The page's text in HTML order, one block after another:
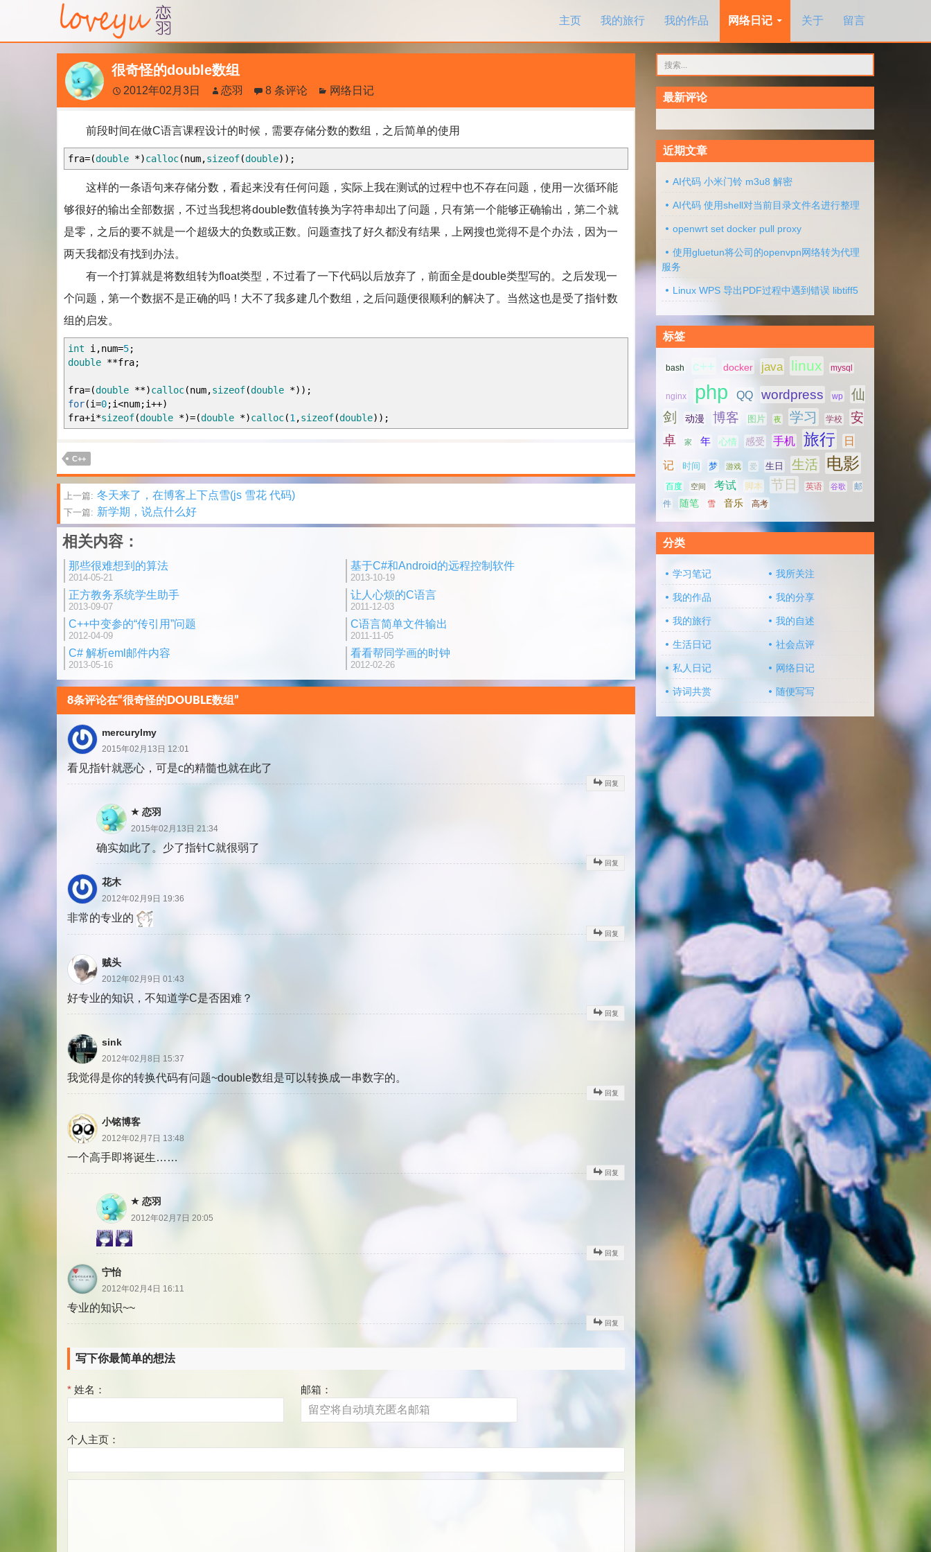
主页
我的旅行 我的作品 网络日记 关于 留言
很奇怪的double数组
2012年02月3日 恋羽 8 条评论 网络日记
前段时间在做C语言课程设计的时候，需要存储分数的数组，之后简单的使用
fra=(double *)calloc(num,sizeof(double) ) ;
这样的一条语句来存储分数，看起来没有任何问题，实际上我在测试的过程中也不存在问题，使用一次循环能
够很好的输出全部数据，不过当我想将double数值转换为字符串却出了问题，只有第一个能够正确输出，第二个就
是零，之后的要不就是一个超级大的负数或正数。问题查找了好久都没有结果，上网搜也觉得不是个办法，因为一
两天我都没有找到办法。
有一个打算就是将数组转为float类型，不过看了一下代码以后放弃了，前面全是double类型写的。之后发现一
个问题，第一个数据不是正确的吗！大不了我多建几个数组，之后问题便很顺利的解决了。当然这也是受了指针数
组的启发。
int i ,num=5;
double **fra;
fra=(double **)calloc(num,sizeof(double *) ) ;
for(i=0;i<num;i++)
fra+i *sizeof(double *)=(double *)calloc(1 ,sizeof(double) ) ;
C++
文
章
分
页
上一篇: 冬天来了，在博客上下点雪(js 雪花 代码)
下一篇: 新学期，说点什么好
相关内容：
那些很难想到的算法
2014-05-21
基于C#和Android的远程控制软件
2013-10-19
正方教务系统学生助手
2013-09-07
让人心烦的C语言
2011-12-03
C++中变参的“传引用”问题
2012-04-09
C语言简单文件输出
2011-11-05
C# 解析eml邮件内容
2013-05-16
看看帮同学画的时钟
2012-02-26
8条评论在“很奇怪的DOUBLE数组”
mercurylmy
2015年02月13日 12:01
看见指针就恶心，可是c的精髓也就在此了
回复
恋羽
2015年02月13日 21:34
确实如此了。少了指针C就很弱了
回复
花木
2012年02月9日 19:36
非常的专业的
回复
贼头
2012年02月9日 01:43
好专业的知识，不知道学C是否困难？
回复
sink
2012年02月8日 15:37
我觉得是你的转换代码有问题~double数组是可以转换成一串数字的。
回复
小铭博客
2012年02月7日 13:48
一个高手即将诞生……
回复
恋羽
2012年02月7日 20:05
回复
宁怡
2012年02月4日 16:11
专业的知识~~
回复
写下你最简单的想法
* 姓名： 邮箱：
个人主页：
索：
最新评论
近期文章
AI代码 小米门铃 m3u8 解密
AI代码 使用shell对当前目录文件名进行整理
openwrt set docker pull proxy
使用gluetun将公司的openvpn网络转为代理
服务
Linux WPS 导出PDF过程中遇到错误 libtiff5
标签
bash c++ docker java linux mysql
nginx php QQ wordpress wp
仙
剑
动漫 博客 图片 夜 学习 学校
安
卓
家 年 心情 感受 手机 旅行 日
记 时间 梦 游戏 爱 生日 生活 电影
百度 空间 考试 脚本 节日 英语 谷歌 邮
件 随笔 雪 音乐 高考
分类
学习笔记 我所关注
我的作品 我的分享
我的旅行 我的自述
生活日记 社会点评
私人日记 网络日记
诗词共赏 随便写写